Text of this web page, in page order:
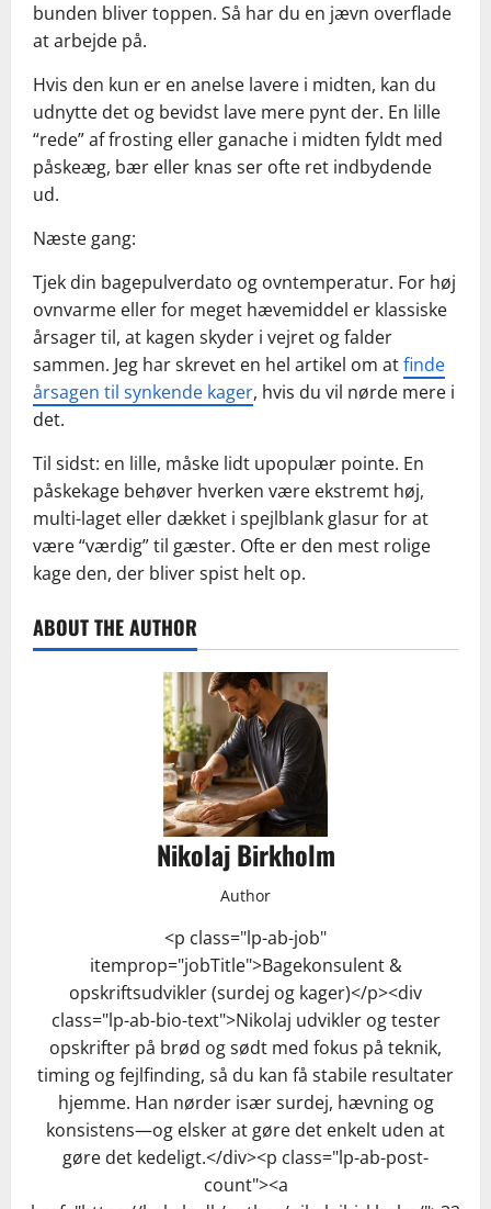
bunden bliver toppen. Så har du en jævn overflade
at arbejde på.
Hvis den kun er en anelse lavere i midten, kan du
udnytte det og bevidst lave mere pynt der. En lille
“rede” af frosting eller ganache i midten fyldt med
påskeæg, bær eller knas ser ofte ret indbydende
ud.
Næste gang:
Tjek din bagepulverdato og ovntemperatur. For høj
ovnvarme eller for meget hævemiddel er klassiske
årsager til, at kagen skyder i vejret og falder
sammen. Jeg har skrevet en hel artikel om atfinde
årsagen til synkende kager, hvis du vil nørde mere i
det.
Til sidst: en lille, måske lidt upopulær pointe. En
påskekage behøver hverken være ekstremt høj,
multi-laget eller dækket i spejlblank glasur for at
være “værdig” til gæster. Ofte er den mest rolige
kage den, der bliver spist helt op.
ABOUT THE AUTHOR
Nikolaj Birkholm
Author
<p class="lp-ab-job"
itemprop="jobTitle">Bagekonsulent &
opskriftsudvikler (surdej og kager)</p><div
class="lp-ab-bio-text">Nikolaj udvikler og tester
opskrifter på brød og sødt med fokus på teknik,
timing og fejlfinding, så du kan få stabile resultater
hjemme. Han nørder især surdej, hævning og
konsistens—og elsker at gøre det enkelt uden at
gøre det kedeligt.</div><p class="lp-ab-post-
count"><a